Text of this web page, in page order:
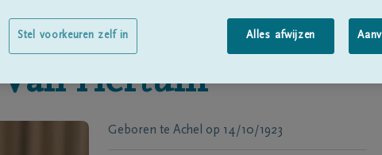
Van Hertum
Geboren te Achel op 14/10/1923
Alles afwijzen
Stel voorkeuren zelf in